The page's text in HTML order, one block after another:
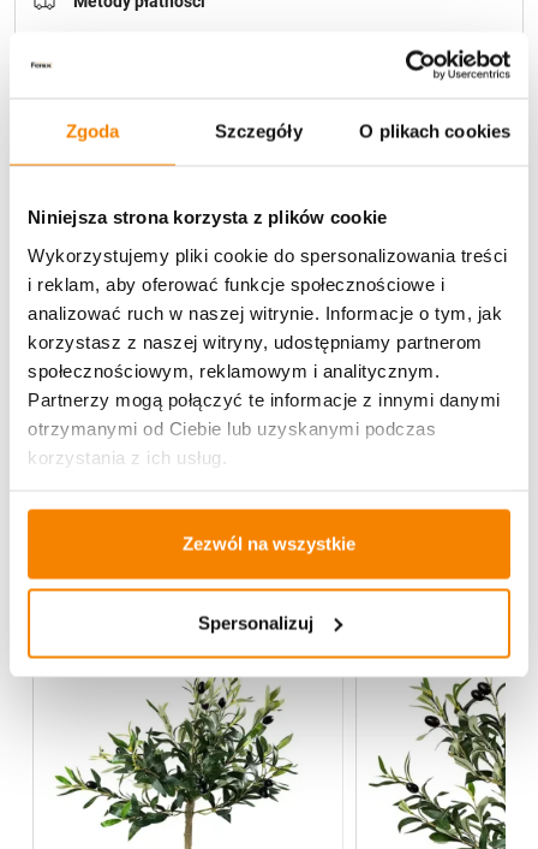
Zgoda Szczegóły O plikach cookies
Niniejsza strona korzysta z plików cookie
Wykorzystujemy pliki cookie do spersonalizowania treści
i reklam, aby oferować funkcje społecznościowe i
analizować ruch w naszej witrynie. Informacje o tym, jak
korzystasz z naszej witryny, udostępniamy partnerom
społecznościowym, reklamowym i analitycznym.
Partnerzy mogą połączyć te informacje z innymi danymi
otrzymanymi od Ciebie lub uzyskanymi podczas
korzystania z ich usług.
Zezwól na wszystkie
Spersonalizuj
Potrzebujesz większą ilość? Zapraszamy do naszej
Opis produktu
Specyfikacja
Opinie klientów
Więcej z kategorii Kwiaty sztuczne